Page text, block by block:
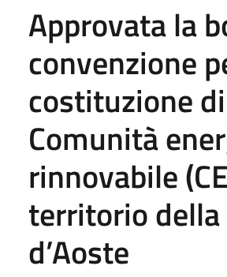
Approvata la
convenzione
costituzione
Comunità
rinnovabile
territorio della
d’Aoste